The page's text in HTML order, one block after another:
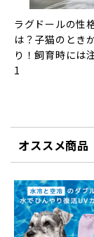
ラグドールの性
は？子猫のとき
り！飼育時には
1
オススメ商品